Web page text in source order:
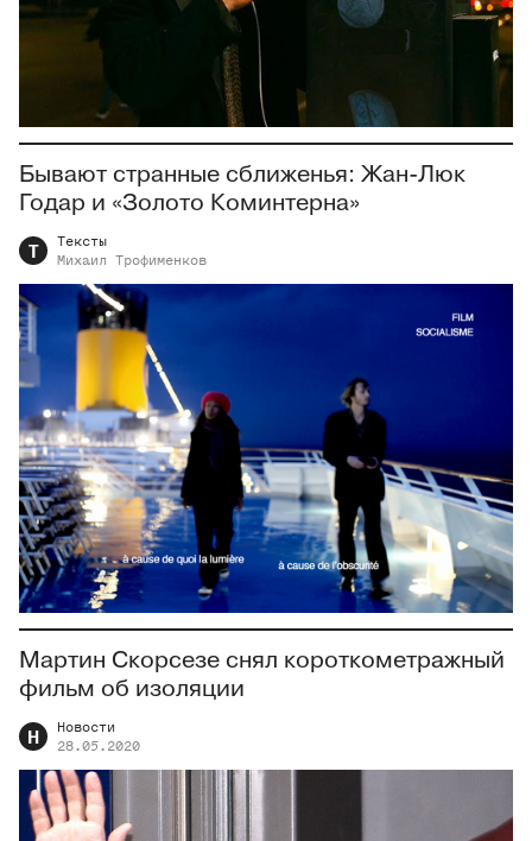
Бывают странные сближенья: Жан-Люк
Годар и «Золото Коминтерна»
Т
Тексты
Михаил
Трофименков
Мартин Скорсезе снял короткометражный
фильм об изоляции
Н
Новости
28.05.2020